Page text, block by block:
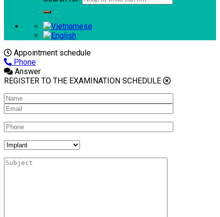
Appointment schedule
Phone
Answer
REGISTER TO THE EXAMINATION SCHEDULE